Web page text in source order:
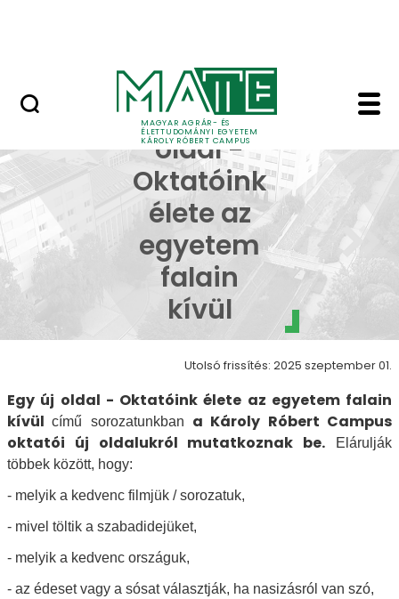
MAGYAR AGRÁR- ÉS
ÉLETTUDOMÁNYI EGYETEM
KÁROLY RÓBERT CAMPUS
Egy új oldal -
Egy új
oldal -
Oktatóink
élete az
egyetem
falain
kívül
Utolsó frissítés: 2025 szeptember 01.
Egy új oldal - Oktatóink élete az egyetem falain
kívülcímű sorozatunkban a Károly Róbert Campus
oktatói új oldalukról mutatkoznak be. Elárulják
többek között, hogy:
- melyik a kedvenc filmjük / sorozatuk,
- mivel töltik a szabadidejüket,
- melyik a kedvenc országuk,
- az édeset vagy a sósat választják, ha nasizásról van szó,